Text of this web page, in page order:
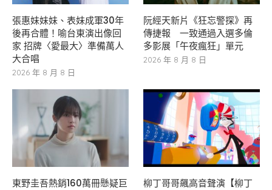
張惠妹妹妹、表妹成軍30年
後再合體！喻台東演出像回
家 招牌〈愛最大〉準備萬人
大合唱
2026 年 8 月 8 日
阮經天新片《狂忘警探》再
傳捷報 一致通過入選多倫
多影展「午夜瘋狂」單元
2026 年 8 月 8 日
東野圭吾熱銷160萬冊懸疑巨
柳丁哥哥飆高音聲演【柳丁